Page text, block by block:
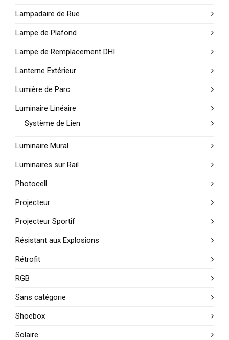
Lampadaire de Rue
Lampe de Plafond
Lampe de Remplacement DHI
Lanterne Extérieur
Lumière de Parc
Luminaire Linéaire
Système de Lien
Luminaire Mural
Luminaires sur Rail
Photocell
Projecteur
Projecteur Sportif
Résistant aux Explosions
Rétrofit
RGB
Sans catégorie
Shoebox
Solaire